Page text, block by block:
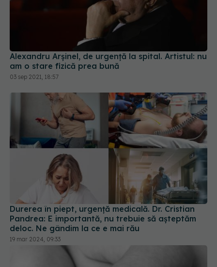
Alexandru Arșinel, de urgență la spital. Artistul: nu
am o stare fizică prea bună
03 sep 2021, 18:57
Durerea în piept, urgență medicală. Dr. Cristian
Pandrea: E importantă, nu trebuie să așteptăm
deloc. Ne gândim la ce e mai rău
19 mar 2024, 09:33